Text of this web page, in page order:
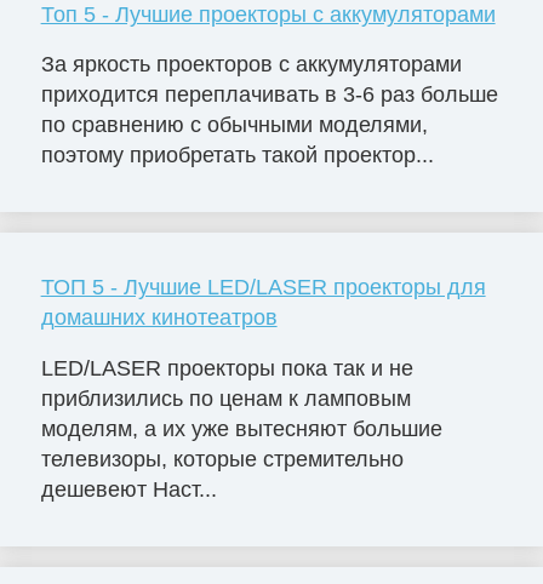
Топ 5 - Лучшие проекторы с аккумуляторами
За яркость проекторов с аккумуляторами
приходится переплачивать в 3-6 раз больше
по сравнению с обычными моделями,
поэтому приобретать такой проектор...
ТОП 5 - Лучшие LED/LASER проекторы для
домашних кинотеатров
LED/LASER проекторы пока так и не
приблизились по ценам к ламповым
моделям, а их уже вытесняют большие
телевизоры, которые стремительно
дешевеют Наст...